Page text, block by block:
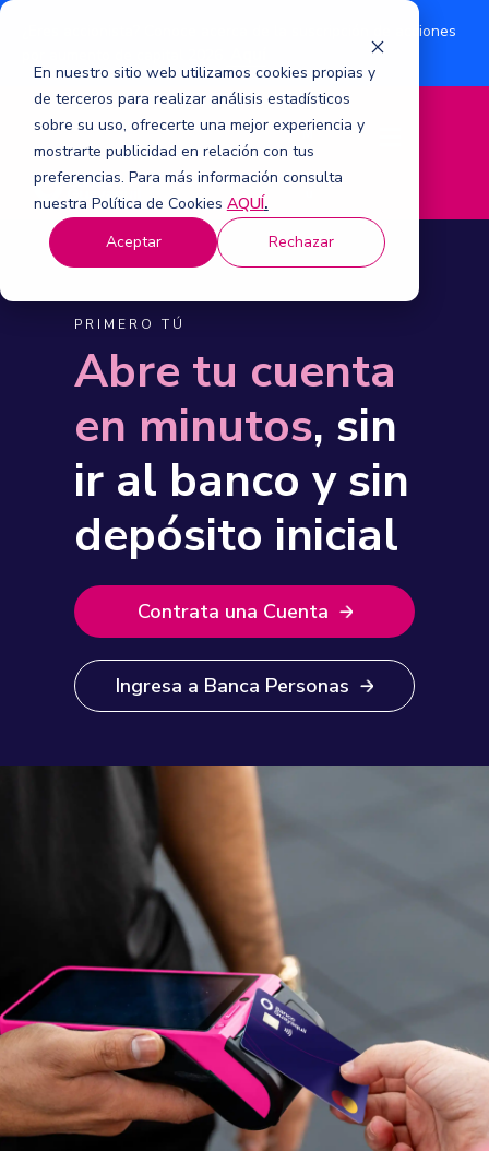
En nuestro sitio web utilizamos cookies propias y
de terceros para realizar análisis estadísticos
sobre su uso, ofrecerte una mejor experiencia y
mostrarte publicidad en relación con tus
preferencias. Para más información consulta
nuestra Política de Cookies AQUÍ.
Aceptar
Rechazar
¿Eres accionista? Conoce acerca de la suscripción de acciones
M
e
n
PRIMERO TÚ
Abre tu cuenta
en minutos, sin
ir al banco y sin
depósito inicial
Contrata una Cuenta
Ingresa a Banca Personas